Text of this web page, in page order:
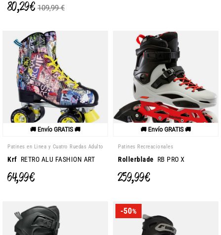
80,29 € 109,99 €
🚚 Envío GRATIS 🚚
Patines en Linea y Cuatro Ruedas Adulto
Krf RETRO ALU FASHION ART
64,99 €
🚚 Envío GRATIS 🚚
Patines Recreacionales
Rollerblade RB PRO X
259,99 €
-50%